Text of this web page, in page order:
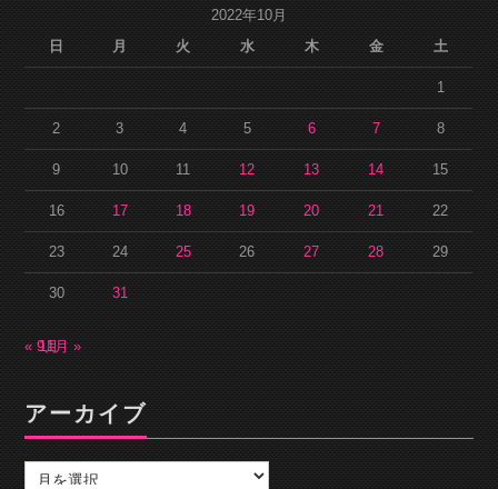
2022年10月
日
月 火 水 木 金 土
1
2 3 4 5 6 7 8
9 10 11 12 13 14 15
16 17 18 19 20 21 22
23 24 25 26 27 28 29
30 31
« 9月
11月 »
アーカイブ